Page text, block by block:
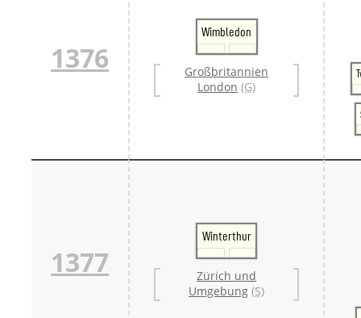
1376
Wimbledon
Großbritannien
London (G)
1377
Winterthur
Zürich und
Umgebung (S)